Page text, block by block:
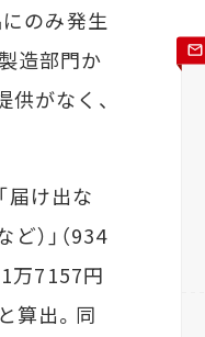
のみ発生
造部門か
がなく、
届け出な
）」（934
万7157円
算出。同